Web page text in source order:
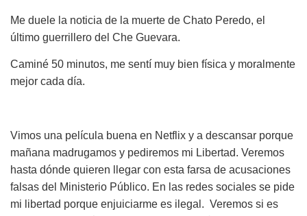
Me duele la noticia de la muerte de Chato Peredo, el
último guerrillero del Che Guevara.
Caminé 50 minutos, me sentí muy bien física y moralmente
mejor cada día.
Vimos una película buena en Netflix y a descansar porque
mañana madrugamos y pediremos mi Libertad. Veremos
hasta dónde quieren llegar con esta farsa de acusaciones
falsas del Ministerio Público. En las redes sociales se pide
mi libertad porque enjuiciarme es ilegal. Veremos si es